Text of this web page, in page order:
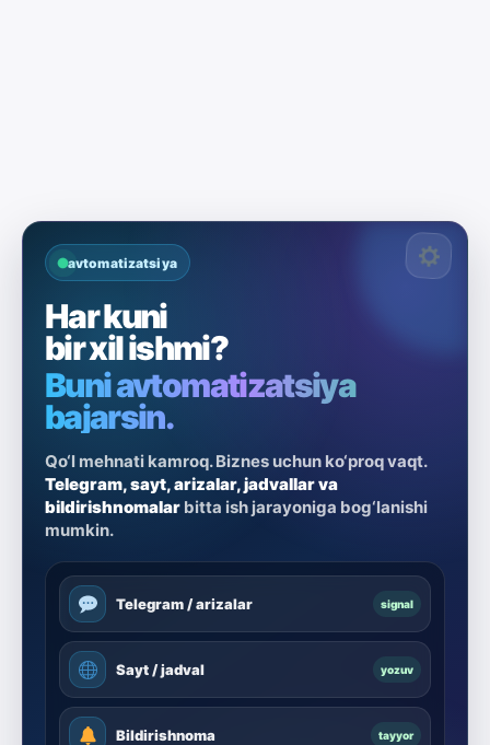
avtomatizatsiya
Har kuni
bir xil ishmi?
Buni avtomatizatsiya
bajarsin.
Qo‘l mehnati kamroq. Biznes uchun ko‘proq vaqt.
Telegram, sayt, arizalar, jadvallar va
bildirishnomalar bitta ish jarayoniga bog‘lanishi
mumkin.
Telegram / arizalar signal
Sayt / jadval yozuv
Bildirishnoma tayyor